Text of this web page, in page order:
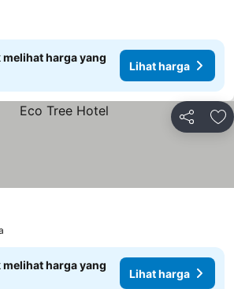
harga yang
Lihat harga
Bagikan
harga yang
Lihat harga